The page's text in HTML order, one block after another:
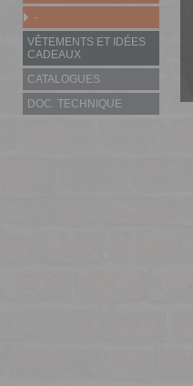
-
VÊTEMENTS ET IDÉES
CADEAUX
CATALOGUES
DOC. TECHNIQUE